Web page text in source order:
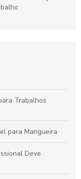
Trabalhos
para Mangueira
Deve